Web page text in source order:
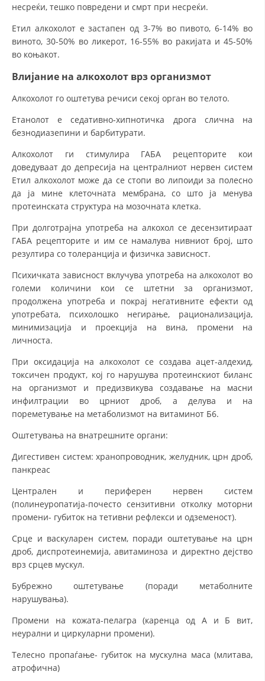
несреќи, тешко повредени и смрт при несреќи.
Етил алкохолот е застапен од 3-7% во пивото, 6-14% во
виното, 30-50% во ликерот, 16-55% во ракијата и 45-50%
во коњакот.
Влијание на алкохолот врз организмот
Алкохолот го оштетува речиси секој орган во телото.
Етанолот е седативно-хипнотичка дрога слична на
безнодиазепини и барбитурати.
Алкохолот ги стимулира ГАБА рецепторите кои
доведуваат до депресија на централниот нервен систем
Етил алкохолот може да се стопи во липоиди за полесно
да ја мине клеточната мембрана, со што ја менува
протеинската структура на мозочната клетка.
При долготрајна употреба на алкохол се десензитираат
ГАБА рецепторите и им се намалува нивниот број, што
резултира со толеранција и физичка зависност.
Психичката зависност вклучува употреба на алкохолот во
големи количини кои се штетни за организмот,
продолжена употреба и покрај негативните ефекти од
употребата, психолошко негирање, рационализација,
минимизација и проекција на вина, промени на
личноста.
При оксидација на алкохолот се создава ацет-алдехид,
токсичен продукт, кој го нарушува протеинскиот биланс
на организмот и предизвикува создавање на масни
инфилтрации во црниот дроб, а делува и на
пореметување на метаболизмот на витаминот Б6.
Оштетувања на внатрешните органи:
Дигестивен систем: хранопроводник, желудник, црн дроб,
панкреас
Централен и периферен нервен систем
(полинеуропатија-почесто сензитивни отколку моторни
промени- губиток на тетивни рефлекси и одземеност).
Срце и васкуларен систем, поради оштетување на црн
дроб, диспротеинемија, авитаминоза и директно дејство
врз срцев мускул.
Бубрежно оштетување (поради метаболните
нарушувања).
Промени на кожата-пелагра (каренца од А и Б вит,
неурални и циркуларни промени).
Телесно пропаѓање- губиток на мускулна маса (млитава,
атрофична)